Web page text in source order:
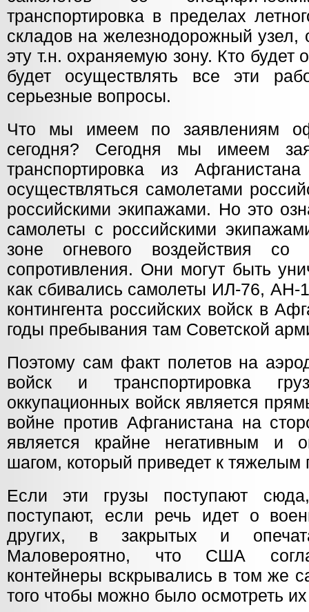
транспортировка в пределах
складов на железнодорожный узел,
эту т.н. охраняемую зону. Кто будет
будет осуществлять все эти
серьезные вопросы.
Что мы имеем по заявлениям
сегодня? Сегодня мы имеем
транспортировка из
осуществляться самолетами
российскими экипажами. Но это
самолеты с российскими
зоне огневого воздействия со
сопротивления. Они могут быть
как сбивались самолеты ИЛ-76, АН-
контингента российских войск в
годы пребывания там Советской
Поэтому сам факт полетов на
войск и транспортировка
оккупационных войск является
войне против Афганистана на
является крайне негативным и
шагом, который приведет к тяжелым
Если эти грузы поступают
поступают, если речь идет о
других, в закрытых и
Маловероятно, что США
контейнеры вскрывались в том же
того чтобы можно было осмотреть